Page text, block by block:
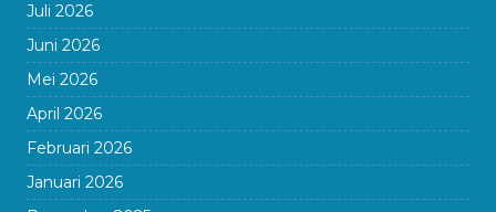
Juli 2026
Juni 2026
Mei 2026
April 2026
Februari 2026
Januari 2026